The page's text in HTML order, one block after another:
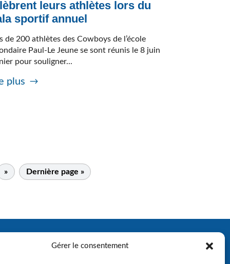
Gérer le consentement
leurs athlètes lors du
sportif annuel
de 200 athlètes des Cowboys de l’école
Paul-Le Jeune se sont réunis le 8 juin
pour souligner...
plus
» Dernière page »